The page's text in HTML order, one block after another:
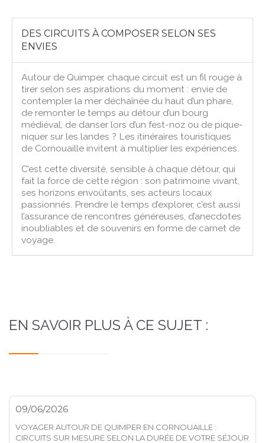
DES CIRCUITS À COMPOSER SELON SES
ENVIES
Autour de Quimper, chaque circuit est un fil rouge à
tirer selon ses aspirations du moment : envie de
contempler la mer déchaînée du haut d’un phare,
de remonter le temps au détour d’un bourg
médiéval, de danser lors d’un fest-noz ou de pique-
niquer sur les landes ? Les itinéraires touristiques
de Cornouaille invitent à multiplier les expériences.
C’est cette diversité, sensible à chaque détour, qui
fait la force de cette région : son patrimoine vivant,
ses horizons envoûtants, ses acteurs locaux
passionnés. Prendre le temps d’explorer, c’est aussi
l’assurance de rencontres généreuses, d’anecdotes
inoubliables et de souvenirs en forme de carnet de
voyage.
EN SAVOIR PLUS À CE SUJET :
09/06/2026
VOYAGER AUTOUR DE QUIMPER EN CORNOUAILLE :
CIRCUITS SUR MESURE SELON LA DURÉE DE VOTRE SÉJOUR